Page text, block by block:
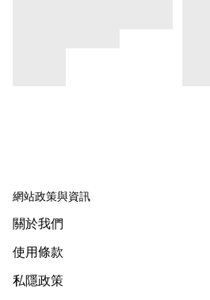
網站政策與資訊
關於我們
使用條款
私隱政策